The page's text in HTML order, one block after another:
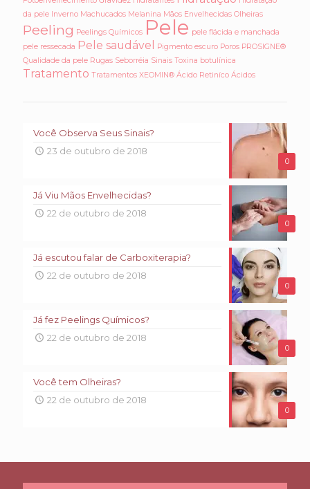
da pele Inverno Machucados Melanina Mãos Envelhecidas Olheiras
Peeling Peelings Químicos Pele pele flácida e manchada
pele ressecada Pele saudável Pigmento escuro Poros PROSIGNE®
Qualidade da pele Rugas Seborréia Sinais Toxina botulínica
Tratamento Tratamentos XEOMIN® Ácido Retiníco Ácidos
0
Você Observa Seus Sinais?
23 de outubro de 2018
0
Já Viu Mãos Envelhecidas?
22 de outubro de 2018
0
Já escutou falar de Carboxiterapia?
22 de outubro de 2018
0
Já fez Peelings Químicos?
22 de outubro de 2018
0
Você tem Olheiras?
22 de outubro de 2018